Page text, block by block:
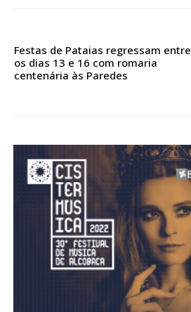
Festas de Pataias regressam entre
os dias 13 e 16 com romaria
centenária às Paredes